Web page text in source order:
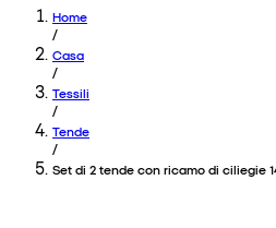
Home
/
Casa
/
Tessili
/
Tende
/
Set di 2 tende con ricamo di ciliegie